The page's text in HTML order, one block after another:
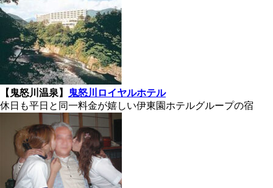
【鬼怒川温泉】
鬼怒川ロイヤルホテル
休日も平日と同一料金が嬉しい伊東園ホテルグループの宿